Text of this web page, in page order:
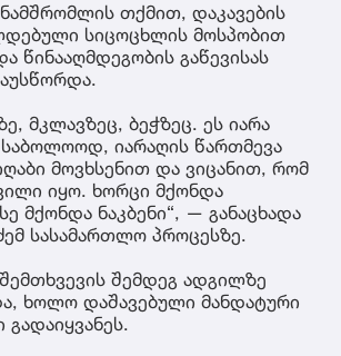
თქმით, დაკავების
სიცოცხლის მოსპობით
წინააღმდეგობის გაწევისას
მკლავზეც, ბეჭზეც. ეს იარა
იარაღის წართმევა
მოვხსენით და ვიცანით, რომ
იყო. ხორცი მქონდა
მქონდა ნაკბენი“, — განაცხადა
სასამართლო პროცესზე.
შემდეგ ადგილზე
ხოლო დაშავებული მანდატური